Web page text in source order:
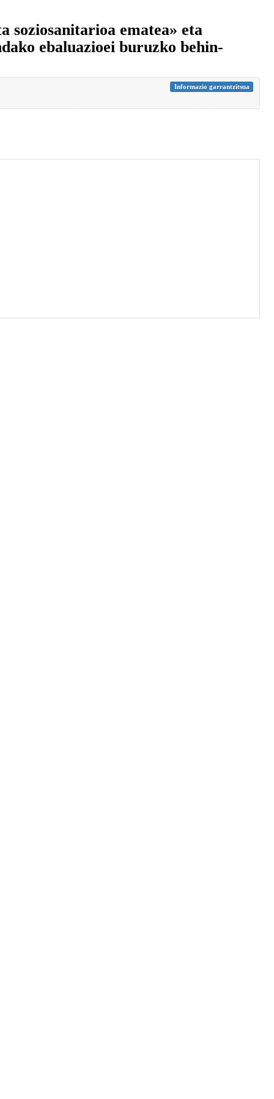
soziosanitarioa ematea» eta
ebaluazioei buruzko behin-
Informazio garrantzitsua